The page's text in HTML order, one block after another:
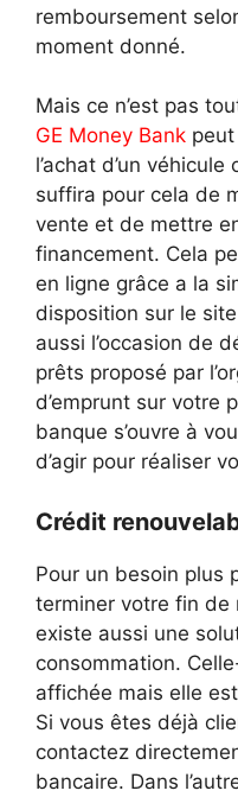
remboursement
moment donné.
Mais ce n’est pas
GE Money Bank
l’achat d’un véhicule
suffira pour cela de
vente et de mettre
financement. Cela
en ligne grâce a la
disposition sur le site
aussi l’occasion de
prêts proposé par
d’emprunt sur votre
banque s’ouvre à
d’agir pour réaliser
Crédit
Pour un besoin plus
terminer votre fin de
existe aussi une
consommation.
affichée mais elle
Si vous êtes déjà
contactez
bancaire. Dans